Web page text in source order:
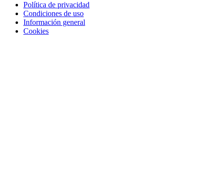
Política de privacidad
Condiciones de uso
Información general
Cookies